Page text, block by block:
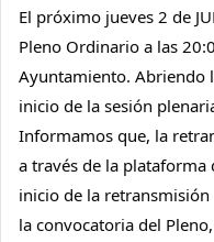
El próximo jueves 2 de
Pleno Ordinario a las
Ayuntamiento. Abriendo
inicio de la sesión
Informamos que, la
a través de la plataforma
inicio de la
la convocatoria del